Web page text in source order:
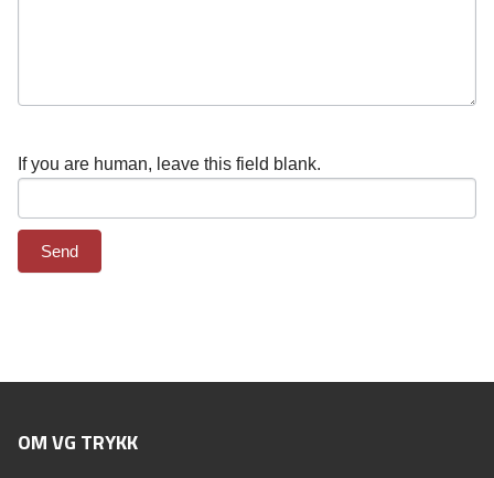
If you are human, leave this field blank.
Send
OM VG TRYKK